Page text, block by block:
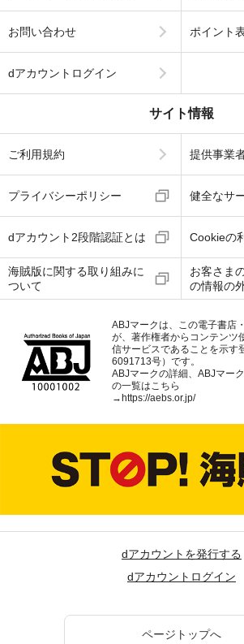
お問い合わせ ポイント
dアカウントログイン
サイト情報
ご利用規約 提供事業
プライバシーポリシー 健全なサ
dアカウント2段階認証とは Cookieの
海賊版に関する取り組みに
ついて
お客さま
の情報の
ABJマークは、この電子書店
が、著作権者からコンテンツ
信サービスであることを示す
6091713号）です。
ABJマークの詳細、ABJマー
の一覧はこちら
→ https://aebs.or.jp/
dアカウントを発行する
dアカウントログイン
ページトップへ